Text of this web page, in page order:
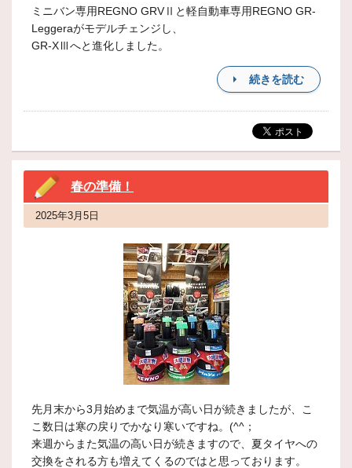
ミニバン専用REGNO GRVⅡと軽自動車専用REGNO GR-
Leggeraがモデルチェンジし、
GR-XⅢへと進化しました。
続きを読む
春の準備！
2025年3月5日
先月末から3月始めまで気温が高い日が続きましたが、こ
こ数日は寒の戻りでかなり寒いですね。(^^；
来週からまた気温の高い日が続きますので、夏タイヤへの
交換をされる方も増えてくるのではと思っております。